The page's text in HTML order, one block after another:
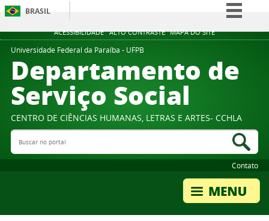
ACESSIBILIDADE ALTO CONTRASTE MAPA DO SITE
BRASIL
Simplifique!
Participe
Acesso à informação
Legislação
Universidade Federal da Paraíba - UFPB
Departamento de
Serviço Social
CENTRO DE CIÊNCIAS HUMANAS, LETRAS E ARTES- CCHLA
Buscar no portal
Contato